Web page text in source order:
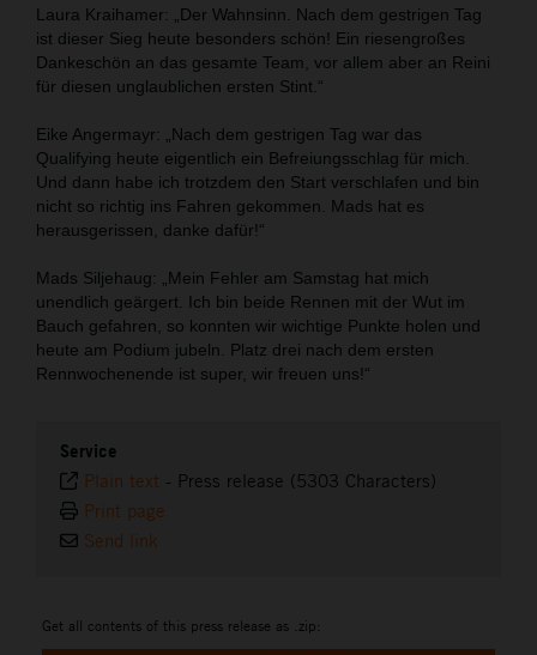
Laura Kraihamer: „Der Wahnsinn. Nach dem gestrigen Tag
ist dieser Sieg heute besonders schön! Ein riesengroßes
Dankeschön an das gesamte Team, vor allem aber an Reini
für diesen unglaublichen ersten Stint.“
Eike Angermayr: „Nach dem gestrigen Tag war das
Qualifying heute eigentlich ein Befreiungsschlag für mich.
Und dann habe ich trotzdem den Start verschlafen und bin
nicht so richtig ins Fahren gekommen. Mads hat es
herausgerissen, danke dafür!“
Mads Siljehaug: „Mein Fehler am Samstag hat mich
unendlich geärgert. Ich bin beide Rennen mit der Wut im
Bauch gefahren, so konnten wir wichtige Punkte holen und
heute am Podium jubeln. Platz drei nach dem ersten
Rennwochenende ist super, wir freuen uns!“
Service
Plain text - Press release (5303 Characters)
Print page
Send link
Get all contents of this press release as .zip: